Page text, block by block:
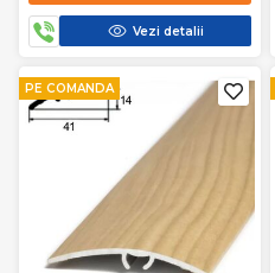
Vezi detalii
PE COMANDA